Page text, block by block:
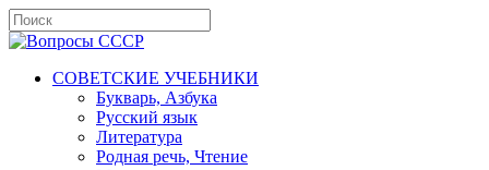
СОВЕТСКИЕ УЧЕБНИКИ
Букварь, Азбука
Русский язык
Литература
Родная речь, Чтение